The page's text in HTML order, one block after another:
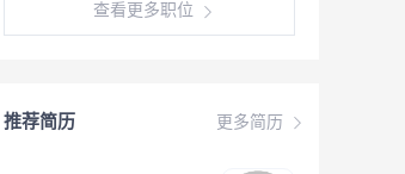
查看更多职位
更多简历
推荐简历